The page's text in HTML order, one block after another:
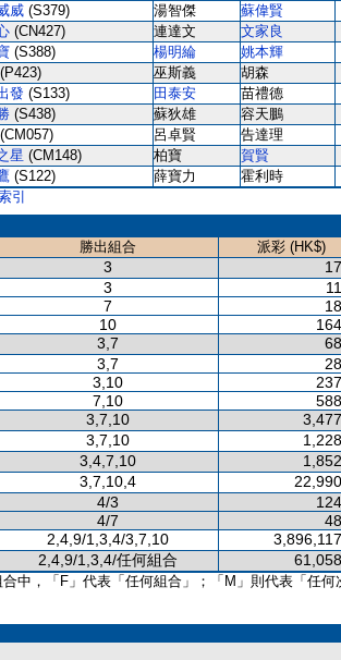
威 (S379) 湯智傑 蘇偉賢
(CN427) 連達文 文家良
(S388) 楊明綸 姚本輝
(P423) 巫斯義 胡森
發 (S133) 田泰安 苗禮德
(S438) 蘇狄雄 容天鵬
(CM057) 呂卓賢 告達理
星 (CM148) 柏寶 賀賢
(S122) 薛寶力
霍利時
引
勝出組合
派彩 (HK$)
3
3
7
10
3,7
3,7
3,10
7,10
3,7,10
3,7,10
3,4,7,10
3,7,10,4
4/3
4/7
2,4,9/1,3,4/3,7,10
2,4,9/1,3,4/任何組合
中，「F」代表「任何組合」；「M」則代表「任何